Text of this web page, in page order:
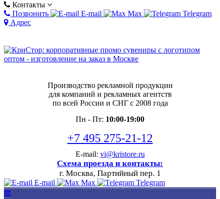
Контакты
Позвонить
E-mail Max
Telegram
Адрес
Производство рекламной продукции
для компаний и рекламных агентств
по всей России и СНГ с 2008 года
Пн - Пт: 10:00-19:00
+7 495 275-21-12
E-mail: vi@kristore.ru
Схема проезда и контакты:
г. Москва, Партийный пер. 1
E-mail Max Telegram